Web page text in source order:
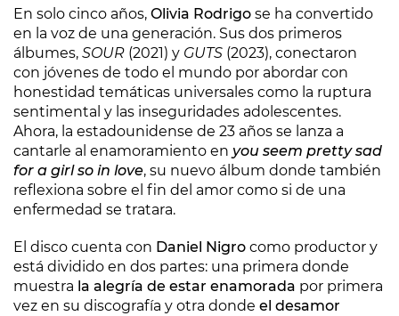
En solo cinco años, Olivia Rodrigo se ha convertido
en la voz de una generación. Sus dos primeros
álbumes, SOUR (2021) y GUTS (2023), conectaron
con jóvenes de todo el mundo por abordar con
honestidad temáticas universales como la ruptura
sentimental y las inseguridades adolescentes.
Ahora, la estadounidense de 23 años se lanza a
cantarle al enamoramiento en you seem pretty sad
for a girl so in love, su nuevo álbum donde también
reflexiona sobre el fin del amor como si de una
enfermedad se tratara.
El disco cuenta con Daniel Nigro como productor y
está dividido en dos partes: una primera donde
muestra la alegría de estar enamorada por primera
vez en su discografía y otra donde el desamor